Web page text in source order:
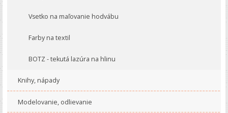
Vsetko na maľovanie hodvábu
Farby na textil
BOTZ - tekutá lazúra na hlinu
Knihy, nápady
Modelovanie, odlievanie